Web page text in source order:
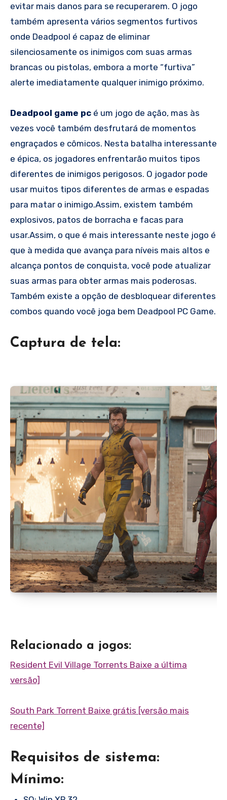
evitar mais danos para se recuperarem. O jogo
também apresenta vários segmentos furtivos
onde Deadpool é capaz de eliminar
silenciosamente os inimigos com suas armas
brancas ou pistolas, embora a morte “furtiva”
alerte imediatamente qualquer inimigo próximo.
Deadpool game pc é um jogo de ação, mas às
vezes você também desfrutará de momentos
engraçados e cômicos. Nesta batalha interessante
e épica, os jogadores enfrentarão muitos tipos
diferentes de inimigos perigosos. O jogador pode
usar muitos tipos diferentes de armas e espadas
para matar o inimigo.Assim, existem também
explosivos, patos de borracha e facas para
usar.Assim, o que é mais interessante neste jogo é
que à medida que avança para níveis mais altos e
alcança pontos de conquista, você pode atualizar
suas armas para obter armas mais poderosas.
Também existe a opção de desbloquear diferentes
combos quando você joga bem Deadpool PC Game.
Captura de tela:
Relacionado a jogos:
Resident Evil Village Torrents Baixe a última
versão]
South Park Torrent Baixe grátis [versão mais
recente]
Requisitos de sistema:
Mínimo: